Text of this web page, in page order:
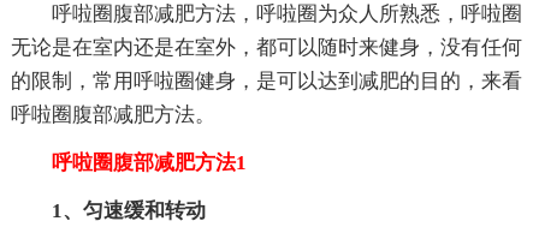
呼啦圈腹部减肥方法，呼啦圈为众人所熟悉，呼啦圈
无论是在室内还是在室外，都可以随时来健身，没有任何
的限制，常用呼啦圈健身，是可以达到减肥的目的，来看
呼啦圈腹部减肥方法。
呼啦圈腹部减肥方法1
1、匀速缓和转动